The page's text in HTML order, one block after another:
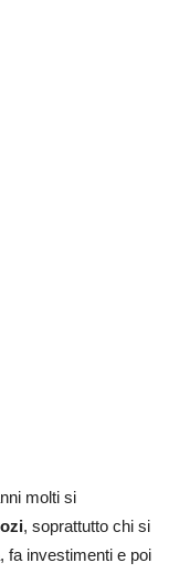
molti si
, soprattutto chi si
fa investimenti e poi